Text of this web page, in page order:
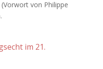
von Philippe
im 21.